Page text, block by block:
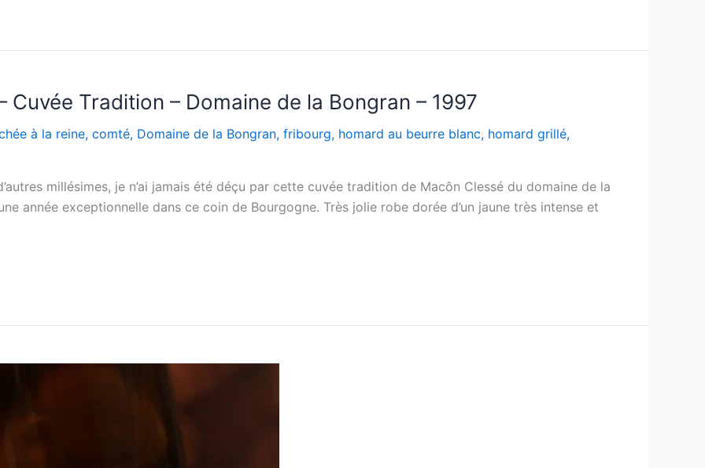
Cuvée Tradition – Domaine de la Bongran – 1997
à la reine, comté, Domaine de la Bongran, fribourg, homard au beurre blanc, homard grillé,
millésimes, je n’ai jamais été déçu par cette cuvée tradition de Macôn Clessé du domaine de la
année exceptionnelle dans ce coin de Bourgogne. Très jolie robe dorée d’un jaune très intense et